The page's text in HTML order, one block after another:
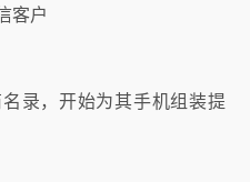
客户
录，开始为其手机组装提